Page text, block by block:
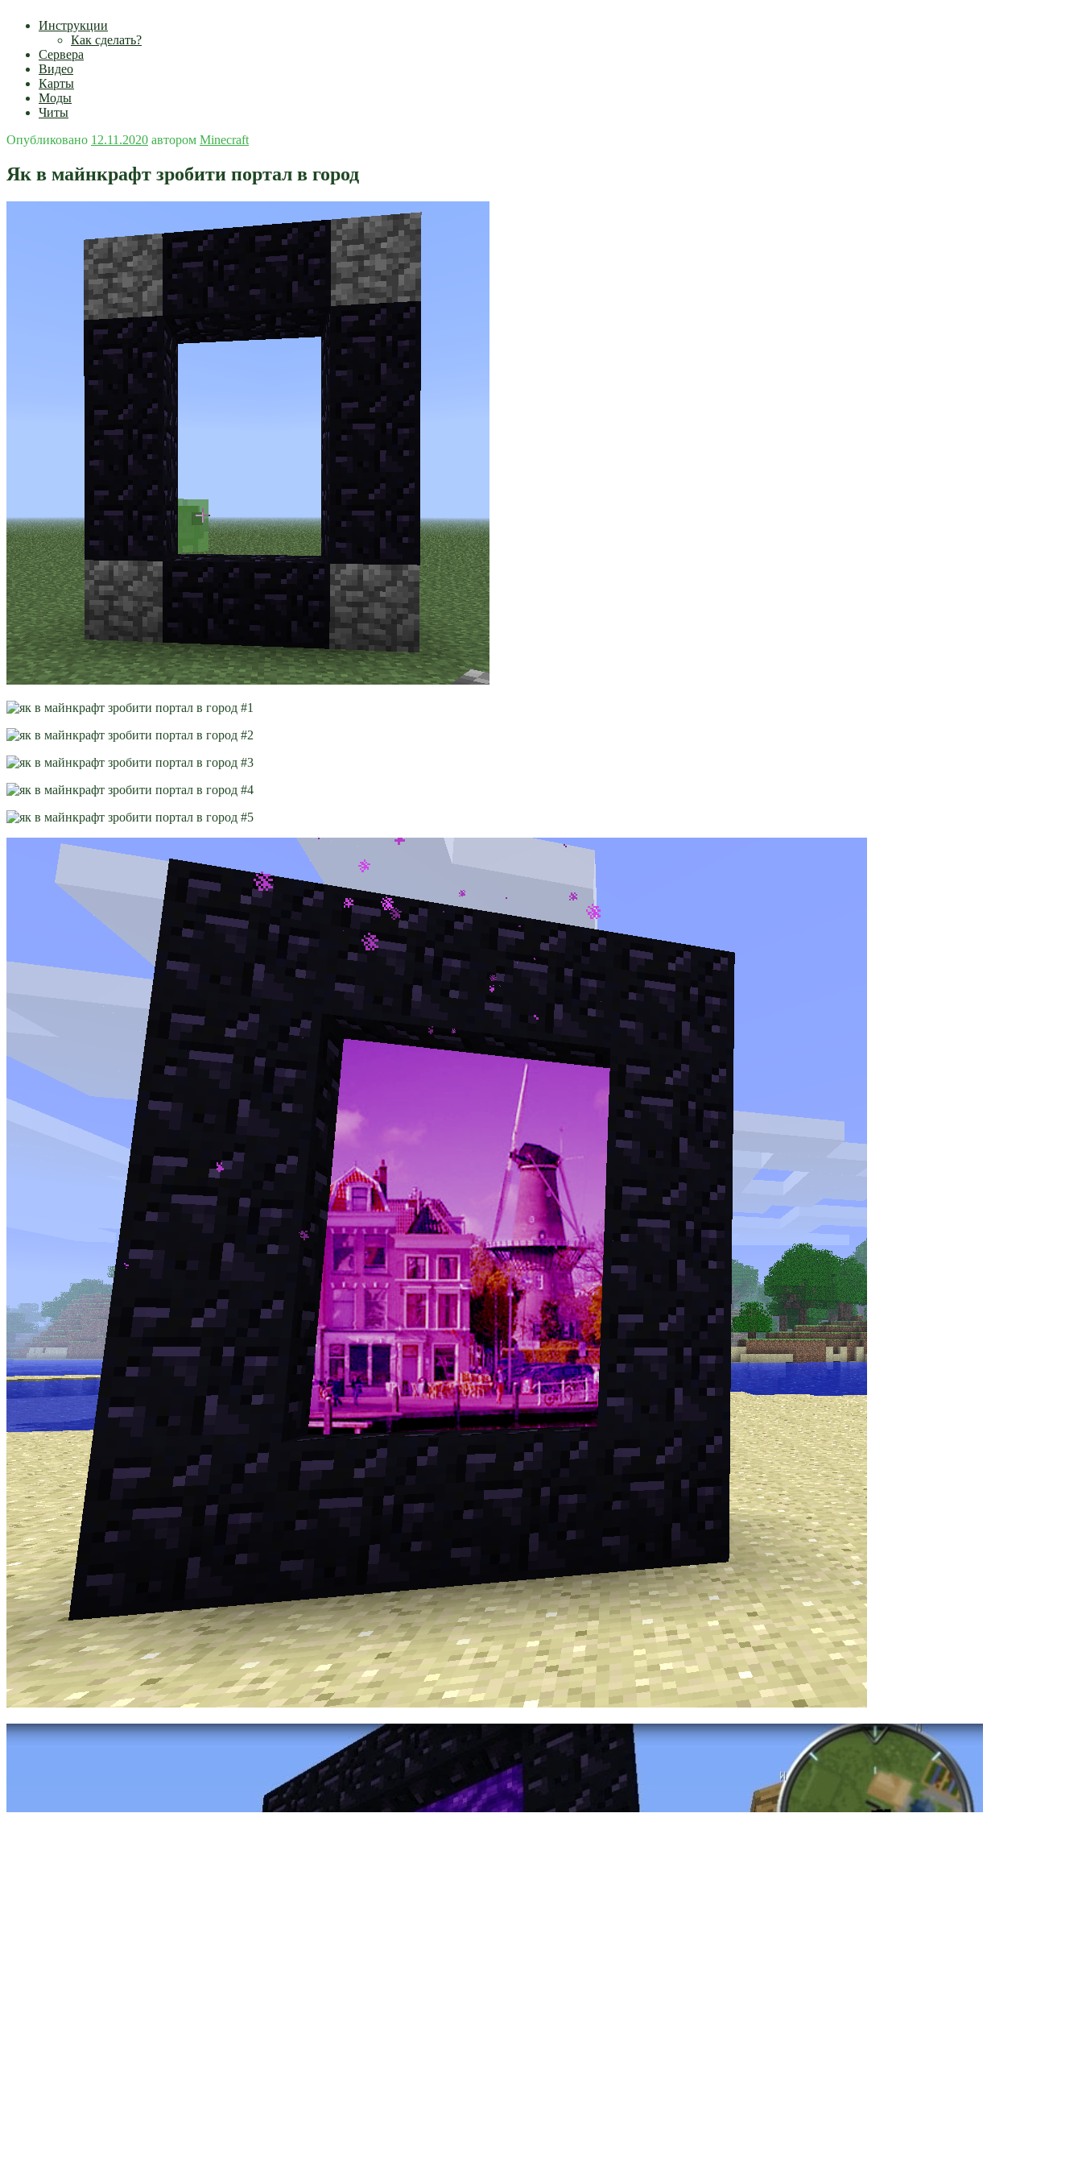
Инструкции
Как сделать?
Сервера
Видео
Карты
Моды
Читы
Опубликовано 12.11.2020 автором Minecraft
Як в майнкрафт зробити портал в город